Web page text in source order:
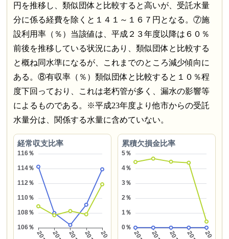
円を推移し、類似団体と比較すると高いが、受託水量
分に係る経費を除くと１４１～１６７円となる。⑦施
設利用率（％）当該値は、平成２３年度以降は６０％
前後を推移している状況にあり、類似団体と比較する
と概ね同水準になるが、これまでのところ減少傾向に
ある。⑧有収率（％）類似団体と比較すると１０％程
度下回っており、これは老朽管が多く、漏水の影響等
によるものである。※平成23年度より他市からの受託
水量分は、関係する水量に含めていない。
経常収支比率 累積欠損金比率